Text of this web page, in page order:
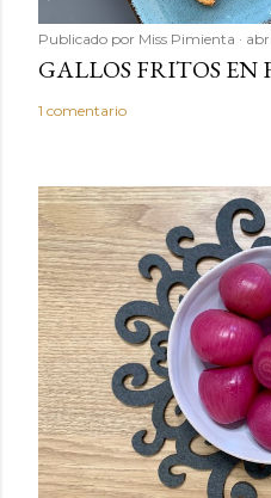
r
i
o
Publicado por Miss Pimienta
GALLOS FRITOS
1 comentario